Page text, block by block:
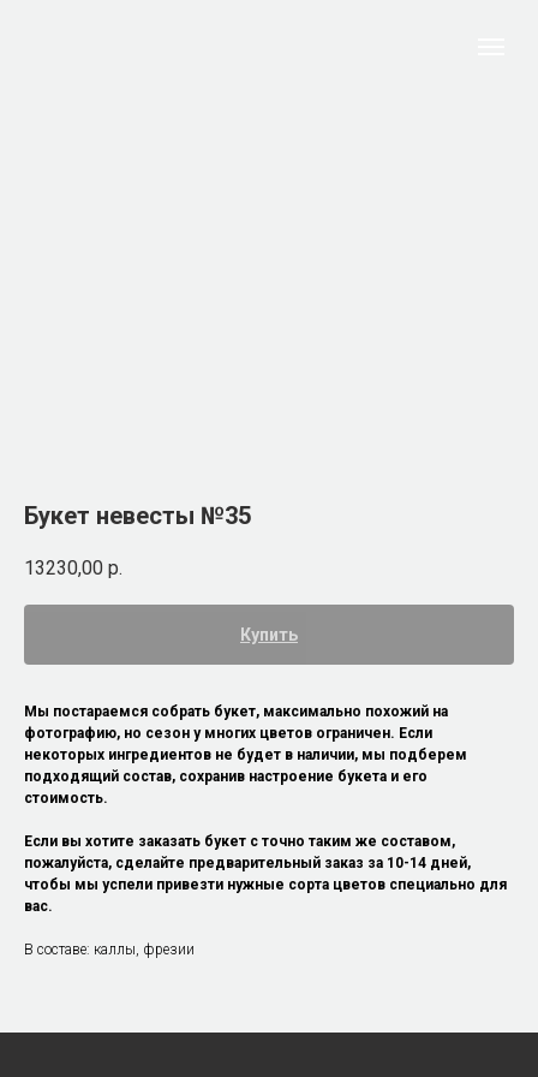
Букет невесты №35
13230,00 р.
Купить
Мы постараемся собрать букет, максимально похожий на
фотографию, но сезон у многих цветов ограничен. Если
некоторых ингредиентов не будет в наличии, мы подберем
подходящий состав, сохранив настроение букета и его
стоимость.
Если вы хотите заказать букет с точно таким же составом,
пожалуйста, сделайте предварительный заказ за 10-14 дней,
чтобы мы успели привезти нужные сорта цветов специально для
вас.
В составе: каллы, фрезии